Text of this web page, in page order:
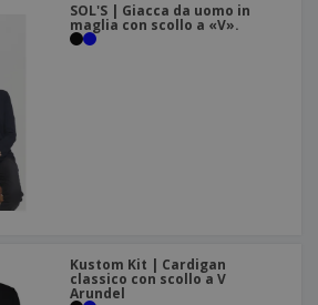
SOL'S | Giacca da uomo in
maglia con scollo a «V».
Kustom Kit | Cardigan
classico con scollo a V
Arundel